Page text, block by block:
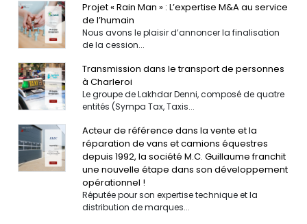
Projet « Rain Man » : L’expertise M&A au service
de l’humain
Nous avons le plaisir d’annoncer la finalisation
de la cession...
Transmission dans le transport de personnes
à Charleroi
Le groupe de Lakhdar Denni, composé de quatre
entités (Sympa Tax, Taxis...
Acteur de référence dans la vente et la
réparation de vans et camions équestres
depuis 1992, la société M.C. Guillaume franchit
une nouvelle étape dans son développement
opérationnel !
Réputée pour son expertise technique et la
distribution de marques...